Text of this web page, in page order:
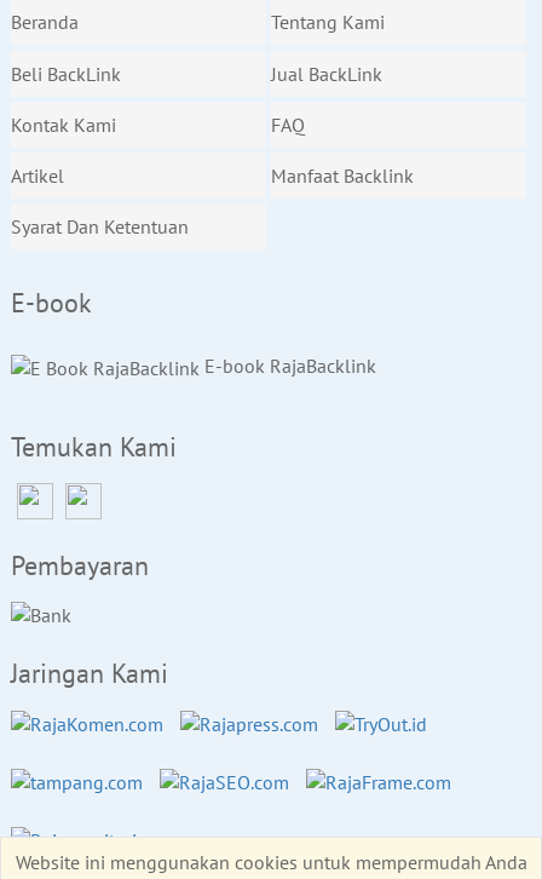
Beranda Tentang Kami
Beli BackLink Jual BackLink
Kontak Kami FAQ
Artikel Manfaat Backlink
Syarat Dan Ketentuan
E-book
E-book RajaBacklink
Temukan Kami
Pembayaran
Jaringan Kami
Website ini menggunakan cookies untuk mempermudah Anda